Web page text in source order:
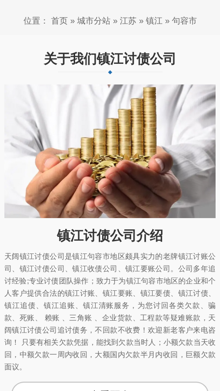
位置： 首页 » 城市分站» 江苏» 镇江» 句容市
关于我们镇江讨债公司
镇江讨债公司介绍
天阔镇江讨债公司是镇江句容市地区颇具实力的老牌镇江讨账公
司、镇江讨债公司、镇江收债公司、镇江要账公司。公司多年追
讨经验;专业讨债团队操作；致力于为镇江句容市地区的企业和个
人客户提供合法的镇江讨账、镇江要账、镇江要债、镇江讨债、
镇江追债、镇江追账、镇江清账服务，为您讨回各类欠款、骗
款、死账、 赖账 、三角账 、企业货款、工程款等疑难账款，天
阔镇江讨债公司追讨债务，不回款不收费！欢迎新老客户来电咨
询！ 只要有相关欠款凭据，能找到欠款当时人；小额欠款当天收
回，中额欠款一周内收回，大额国内欠款半月内收回，巨额欠款
面议。